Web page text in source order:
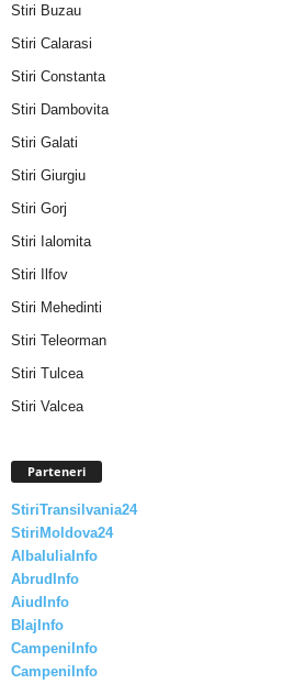
Stiri Buzau
Stiri Calarasi
Stiri Constanta
Stiri Dambovita
Stiri Galati
Stiri Giurgiu
Stiri Gorj
Stiri Ialomita
Stiri Ilfov
Stiri Mehedinti
Stiri Teleorman
Stiri Tulcea
Stiri Valcea
Parteneri
StiriTransilvania24
StiriMoldova24
AlbaIuliaInfo
AbrudInfo
AiudInfo
BlajInfo
CampeniInfo
CampeniInfo